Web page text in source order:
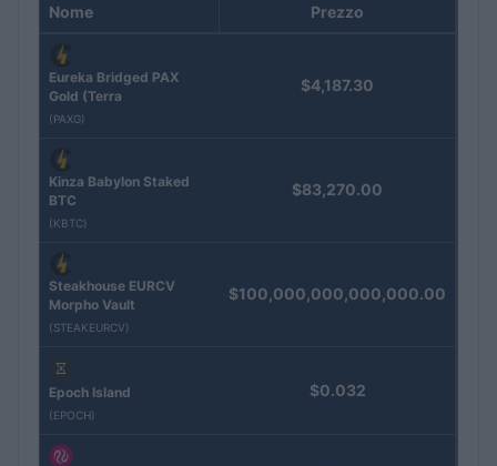
Nome Prezzo
Eureka Bridged PAX
Gold (Terra
(PAXG)
$4,187.30
Kinza Babylon Staked
BTC
(KBTC)
$83,270.00
Steakhouse EURCV
Morpho Vault
(STEAKEURCV)
$100,000,000,000,000.00
Epoch Island
(EPOCH)
$0.032